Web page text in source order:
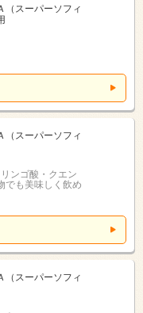
スーパーソフィ
スーパーソフィ
ンゴ酸・クエン
でも美味しく飲め
スーパーソフィ